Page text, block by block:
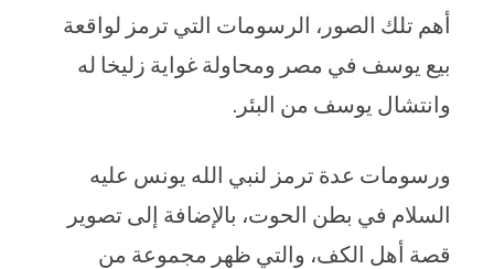
أهم تلك الصور، الرسومات التي ترمز لواقعة
بيع يوسف في مصر ومحاولة غواية زليخا له
وانتشال يوسف من البئر.
ورسومات عدة ترمز لنبي الله يونس عليه
السلام في بطن الحوت، بالإضافة إلى تصوير
قصة أهل الكف، والتي ظهر مجموعة من